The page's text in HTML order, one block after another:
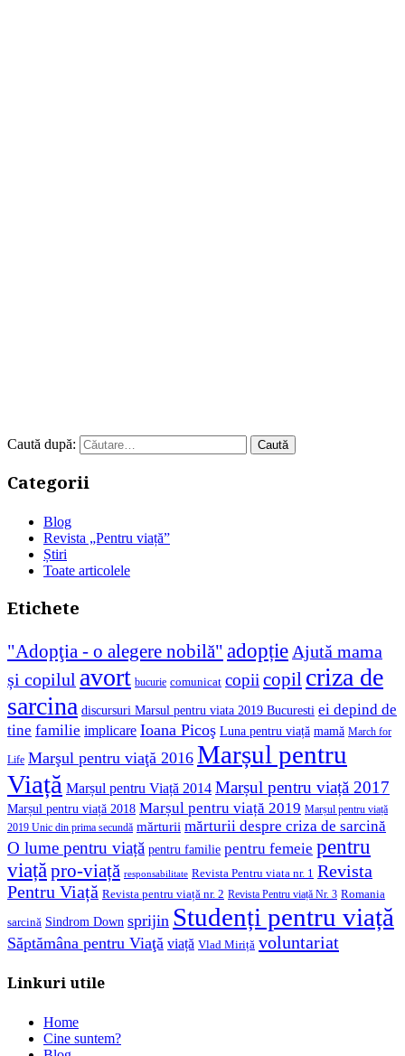
Caută după:
Categorii
Blog
Revista „Pentru viață”
Știri
Toate articolele
Etichete
"Adopţia - o alegere nobilă" adopțieAjută mama
și copilul avort bucurie comunicat copiicopil criza de
sarcina discursuri Marsul pentru viata 2019 Bucuresti ei depind de
tine familie implicare Ioana Picoş Luna pentru viață mamă March for
Life Marşul pentru viaţă 2016 Marșul pentru
Viață Marșul pentru Viață 2014 Marșul pentru viață 2017
Marșul pentru viață 2018 Marșul pentru viață 2019 Marșul pentru viață
2019 Unic din prima secundă mărturii mărturii despre criza de sarcină
O lume pentru viață pentru familie pentru femeie pentru
viațăpro-viață responsabilitate Revista Pentru viata nr. 1 Revista
Pentru Viață Revista pentru viață nr. 2 Revista Pentru viață Nr. 3 Romania
sarcină Sindrom Down sprijin Studenți pentru viață
Săptămâna pentru Viaţă viață Vlad Miriță voluntariat
Linkuri utile
Home
Cine suntem?